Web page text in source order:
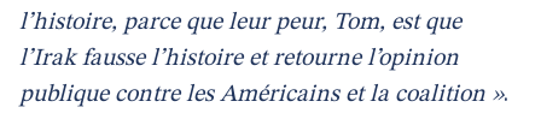
l’histoire, parce que leur peur, Tom, est que
l’Irak fausse l’histoire et retourne l’opinion
publique contre les Américains et la coalition ».